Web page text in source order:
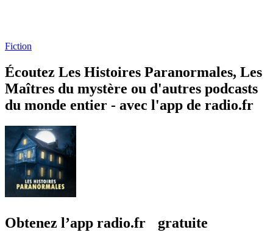
Fiction
Écoutez Les Histoires Paranormales, Les
Maîtres du mystère ou d'autres podcasts
du monde entier - avec l'app de radio.fr
Obtenez l’app radio.fr gratuite